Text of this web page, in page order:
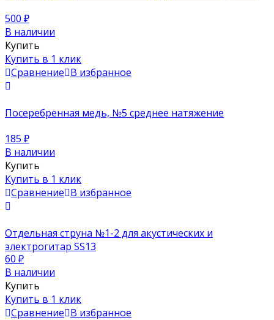
500 ₽
В наличии
Купить
Купить в 1 клик
Сравнение В избранное
Посеребренная медь, №5 среднее натяжение
185 ₽
В наличии
Купить
Купить в 1 клик
Сравнение В избранное
Отдельная струна №1-2 для акустических и
электрогитар SS13
60 ₽
В наличии
Купить
Купить в 1 клик
Сравнение В избранное